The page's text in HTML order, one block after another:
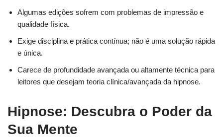
Algumas edições sofrem com problemas de impressão e
qualidade física.
Exige disciplina e prática contínua; não é uma solução rápida
e única.
Carece de profundidade avançada ou altamente técnica para
leitores que desejam teoria clínica/avançada da hipnose.
Hipnose: Descubra o Poder da
Sua Mente